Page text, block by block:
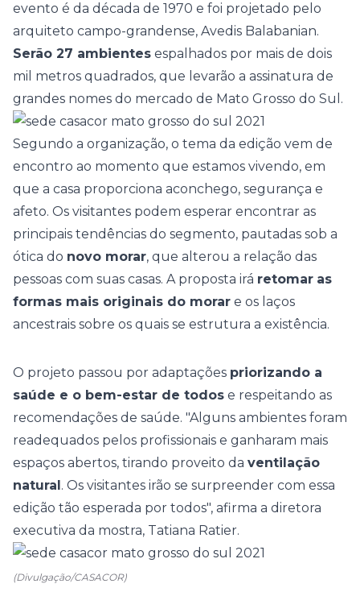
evento é da década de 1970 e foi projetado pelo
arquiteto campo-grandense, Avedis Balabanian.
Serão 27 ambientes espalhados por mais de dois
mil metros quadrados, que levarão a assinatura de
grandes nomes do mercado de Mato Grosso do Sul.
Segundo a organização, o tema da edição vem de
encontro ao momento que estamos vivendo, em
que a casa proporciona aconchego, segurança e
afeto. Os visitantes podem esperar encontrar as
principais tendências do segmento, pautadas sob a
ótica do novo morar, que alterou a relação das
pessoas com suas casas. A proposta irá retomar as
formas mais originais do morar e os laços
ancestrais sobre os quais se estrutura a existência.
O projeto passou por adaptações priorizando a
saúde e o bem-estar de todos e respeitando as
recomendações de saúde. "Alguns ambientes foram
readequados pelos profissionais e ganharam mais
espaços abertos, tirando proveito da ventilação
natural. Os visitantes irão se surpreender com essa
edição tão esperada por todos", afirma a diretora
executiva da mostra, Tatiana Ratier.
(Divulgação/CASACOR)